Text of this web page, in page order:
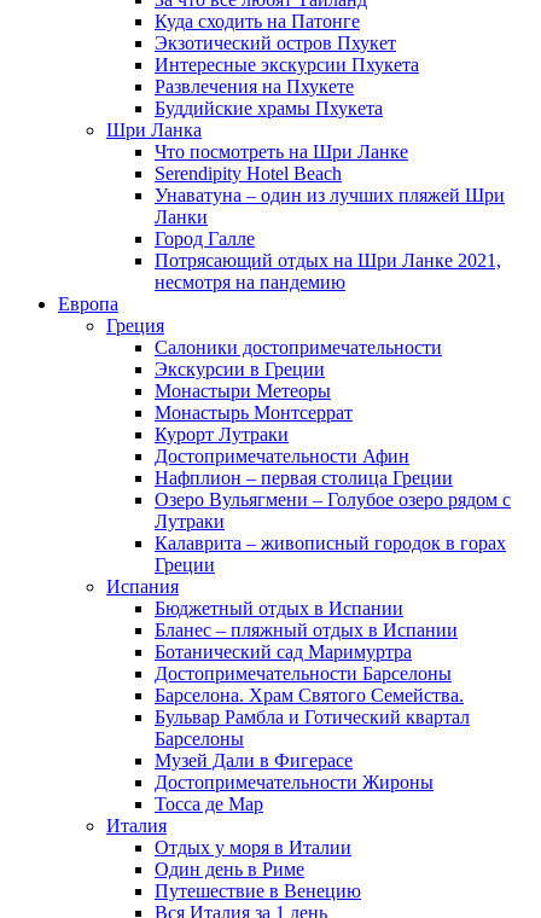
Куда сходить на Патонге
Экзотический остров Пхукет
Интересные экскурсии Пхукета
Развлечения на Пхукете
Буддийские храмы Пхукета
Шри Ланка
Что посмотреть на Шри Ланке
Serendipity Hotel Beach
Унаватуна – один из лучших пляжей Шри
Ланки
Город Галле
Потрясающий отдых на Шри Ланке 2021,
несмотря на пандемию
Европа
Греция
Салоники достопримечательности
Экскурсии в Греции
Монастыри Метеоры
Монастырь Монтсеррат
Курорт Лутраки
Достопримечательности Афин
Нафплион – первая столица Греции
Озеро Вульягмени – Голубое озеро рядом с
Лутраки
Калаврита – живописный городок в горах
Греции
Испания
Бюджетный отдых в Испании
Бланес – пляжный отдых в Испании
Ботанический сад Маримуртра
Достопримечательности Барселоны
Барселона. Храм Святого Семейства.
Бульвар Рамбла и Готический квартал
Барселоны
Музей Дали в Фигерасе
Достопримечательности Жироны
Тосса де Мар
Италия
Отдых у моря в Италии
Один день в Риме
Путешествие в Венецию
Вся Италия за 1 день